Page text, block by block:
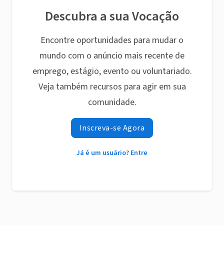
Descubra a sua Vocação
Encontre oportunidades para mudar o
mundo com o anúncio mais recente de
emprego, estágio, evento ou voluntariado.
Veja também recursos para agir em sua
comunidade.
Inscreva-se Agora
Já é um usuário? Entre